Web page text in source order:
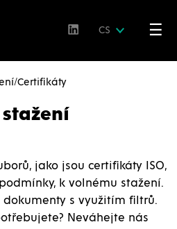
CS ☰
Certifikáty
stažení
jako jsou certifikáty ISO,
k volnému stažení.
s využitím filtrů.
Neváhejte nás